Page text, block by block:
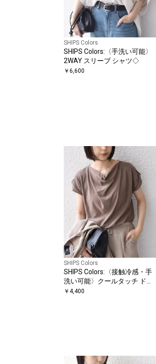
SHIPS Colors
SHIPS Colors:〈手洗い可能〉
2WAY スリーブ シャツ◇
￥ 6,600
SHIPS Colors
SHIPS Colors:〈接触冷感・手
洗い可能〉クールタッチ ドレ
ープ TEE◇
￥ 4,400